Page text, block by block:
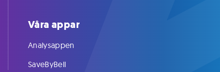
Våra appar
Analysappen
SaveByBell